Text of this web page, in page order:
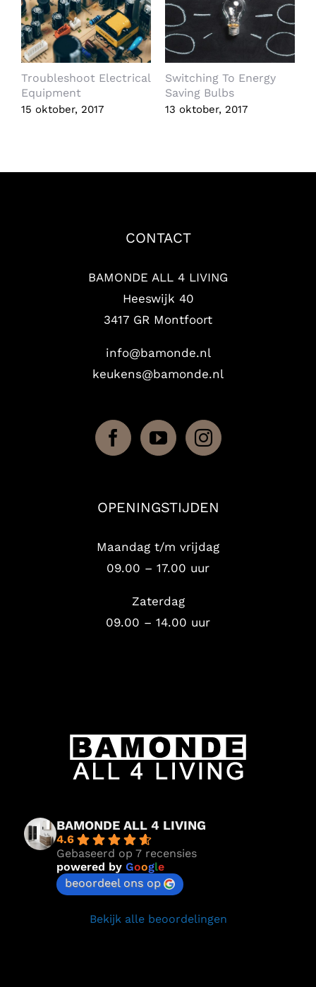
Troubleshoot Electrical
Equipment
15 oktober, 2017
Switching To Energy
Saving Bulbs
13 oktober, 2017
CONTACT
BAMONDE ALL 4 LIVING
Heeswijk 40
3417 GR Montfoort
info@bamonde.nl
keukens@bamonde.nl
OPENINGSTIJDEN
Maandag t/m vrijdag
09.00 – 17.00 uur
Zaterdag
09.00 – 14.00 uur
BAMONDE ALL 4 LIVING
4.6
Gebaseerd op 7 recensies
powered by Google
beoordeel ons op
Bekijk alle beoordelingen